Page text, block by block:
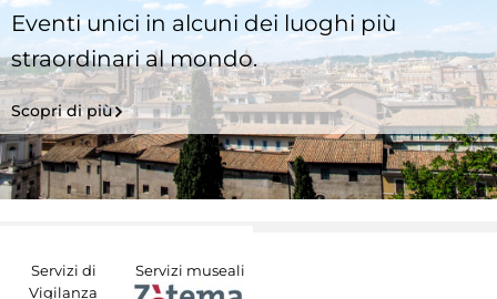
Eventi unici in alcuni dei luoghi più
straordinari al mondo.
Scopri di più
Servizi di
Vigilanza
Servizi museali